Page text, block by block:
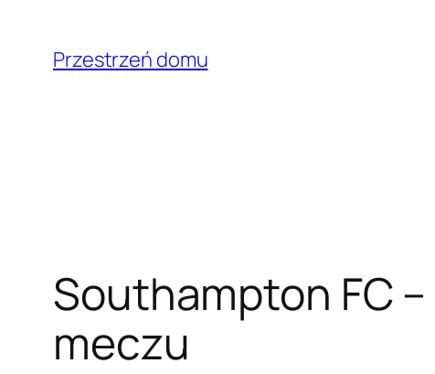
treści
Przestrzeń domu
Southampton FC
meczu